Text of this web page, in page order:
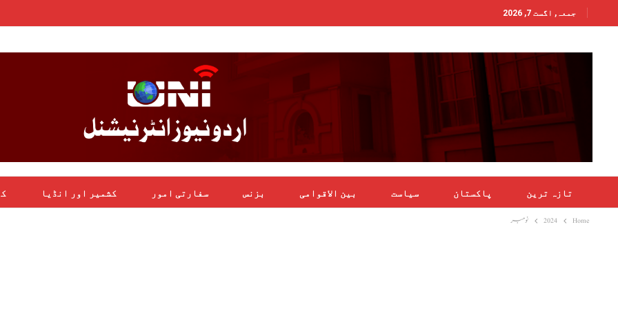
جمعہ, اگست 7, 2026
تازہ ترین پاکستان سیاست بین الاقوامی بزنس سفارتی امور کشمیر اور انڈیا
Home
2024 نومبر